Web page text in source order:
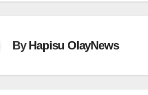
ByHapisu OlayNews